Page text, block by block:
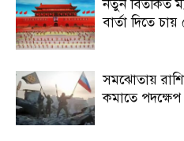
নতুন বিতর্কিত
বার্তা দিতে
সমঝোতায়
কমাতে পদক্ষেপ